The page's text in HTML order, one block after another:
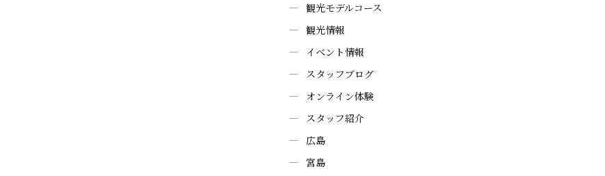
観光モデルコース
観光情報
イベント情報
スタッフブログ
オンライン体験
スタッフ紹介
広島
宮島